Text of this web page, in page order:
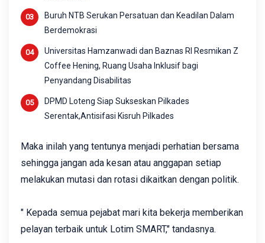
Buruh NTB Serukan Persatuan dan Keadilan Dalam
Berdemokrasi
Universitas Hamzanwadi dan Baznas RI Resmikan Z
Coffee Hening, Ruang Usaha Inklusif bagi
Penyandang Disabilitas
DPMD Loteng Siap Sukseskan Pilkades
Serentak,Antisifasi Kisruh Pilkades
Maka inilah yang tentunya menjadi perhatian bersama
sehingga jangan ada kesan atau anggapan setiap
melakukan mutasi dan rotasi dikaitkan dengan politik.
" Kepada semua pejabat mari kita bekerja memberikan
pelayan terbaik untuk Lotim SMART," tandasnya.